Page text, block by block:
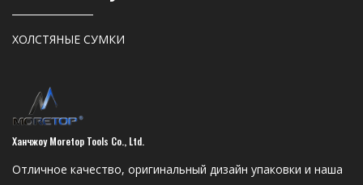
ХОЛСТЯНЫЕ СУМКИ
Ханчжоу Moretop Tools Co., Ltd.
Отличное качество, оригинальный дизайн упаковки и наша